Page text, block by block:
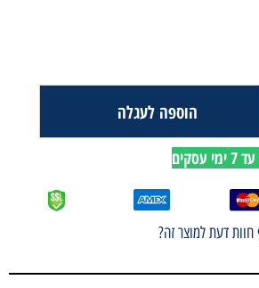
הוספה לעגלה
דעת למוצר זה?